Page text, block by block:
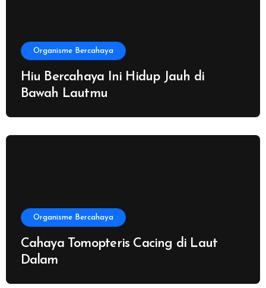
Organisme Bercahaya
Hiu Bercahaya Ini Hidup Jauh di
Bawah Lautmu
Organisme Bercahaya
Cahaya Tomopteris Cacing di Laut
Dalam